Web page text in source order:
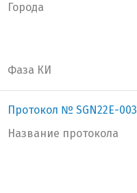
Города
Фаза КИ
Протокол № SGN22E-003
Название протокола